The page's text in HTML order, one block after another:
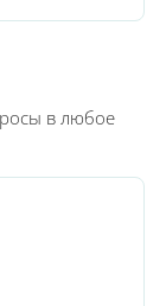
в любое